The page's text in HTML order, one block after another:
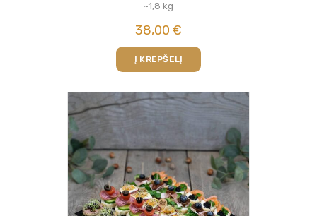
~1,8 kg
38,00 €
Į KREPŠELĮ